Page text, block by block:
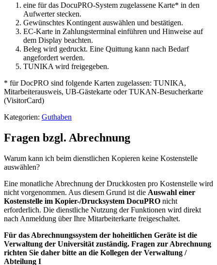
eine für das DocuPRO-System zugelassene Karte* in den
Aufwerter stecken.
Gewünschtes Kontingent auswählen und bestätigen.
EC-Karte in Zahlungsterminal einführen und Hinweise auf
dem Display beachten.
Beleg wird gedruckt. Eine Quittung kann nach Bedarf
angefordert werden.
TUNIKA wird freigegeben.
* für DocPRO sind folgende Karten zugelassen: TUNIKA,
Mitarbeiterausweis, UB-Gästekarte oder TUKAN-Besucherkarte
(VisitorCard)
Kategorien: Guthaben
Fragen bzgl. Abrechnung
Warum kann ich beim dienstlichen Kopieren keine Kostenstelle
auswählen?
Eine monatliche Abrechnung der Druckkosten pro Kostenstelle wird
nicht vorgenommen. Aus diesem Grund ist die Auswahl einer
Kostenstelle im Kopier-/Drucksystem DocuPRO nicht
erforderlich. Die dienstliche Nutzung der Funktionen wird direkt
nach Anmeldung über Ihre Mitarbeiterkarte freigeschaltet.
Für das Abrechnungssystem der hoheitlichen Geräte ist die
Verwaltung der Universität zuständig. Fragen zur Abrechnung
richten Sie daher bitte an die Kollegen der Verwaltung /
Abteilung I